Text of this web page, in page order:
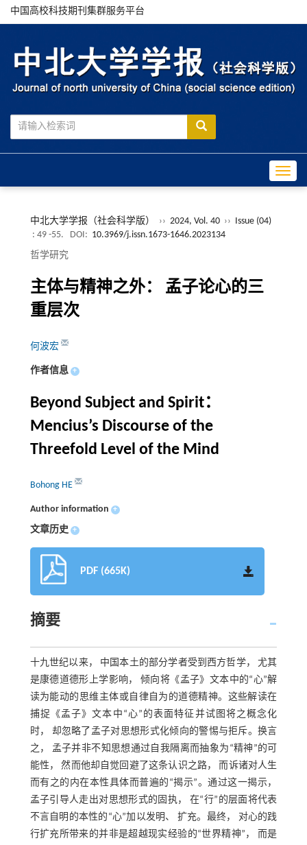
中国高校科技期刊集群服务平台
中北大学学报（社会科学版） ›› 2024, Vol. 40 ››
Issue (04)
: 49 -55.
DOI: 10.3969/j.issn.1673-1646.2023134
哲学研究
主体与精神之外： 孟子论心的三
重层次
何波宏
作者信息 +
Beyond Subject and Spirit：
Mencius’s Discourse of the
Threefold Level of the Mind
Bohong HE
Author information +
文章历史 +
PDF (665K)
摘要
十九世纪以来， 中国本土的部分学者受到西方哲学， 尤其
是康德道德形上学影响， 倾向将《孟子》文本中的“心”解
读为能动的思维主体或自律自为的道德精神。这些解读在
捕捉《孟子》文本中“心”的表面特征并试图将之概念化
时， 却忽略了孟子对思想形式化倾向的警惕与拒斥。换言
之， 孟子并非不知思想通过自我隔离而抽象为“精神”的可
能性， 然而他却自觉回避了这条认识之路， 而诉诸对人生
而有之的内在本性具体而普遍的“揭示”。通过这一揭示，
孟子引导人走出对思想形式的固执， 在“行”的层面将代表
不言自明的本性的“心”加以发明、 扩充。最终， 对心的践
行扩充所带来的并非是超越现实经验的“世界精神”， 而是